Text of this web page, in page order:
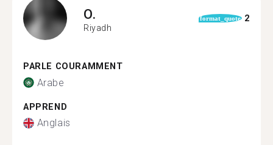
O.
Riyadh
format_quote 2
PARLE COURAMMENT
Arabe
APPREND
Anglais